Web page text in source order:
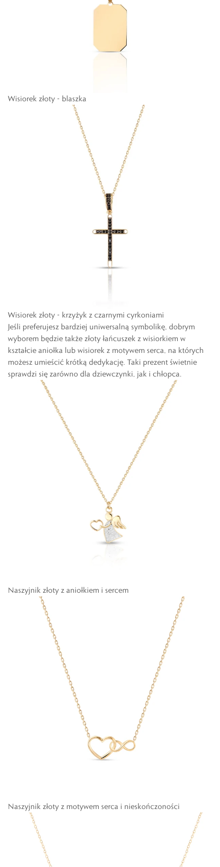
Wisiorek złoty - blaszka
Wisiorek złoty - krzyżyk z czarnymi cyrkoniami
Jeśli preferujesz bardziej uniwersalną symbolikę, dobrym
wyborem będzie także złoty łańcuszek z wisiorkiem w
kształcie aniołka lub wisiorek z motywem serca, na których
możesz umieścić krótką dedykację. Taki prezent świetnie
sprawdzi się zarówno dla dziewczynki, jak i chłopca.
Naszyjnik złoty z aniołkiem i sercem
Naszyjnik złoty z motywem serca i nieskończoności